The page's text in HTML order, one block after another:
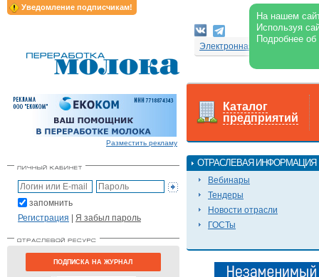
Уведомление подписчикам!
На нашем
Используя
Подробнее
Электронная версия
Разместить рекламу
запомнить
Регистрация | Я забыл пароль
ПОДПИСКА НА ЖУРНАЛ
Каталог
предприятий
ОТРАСЛЕВАЯ ИНФОРМАЦИЯ
Вебинары
Тендеры
Новости отрасли
ГОСТы